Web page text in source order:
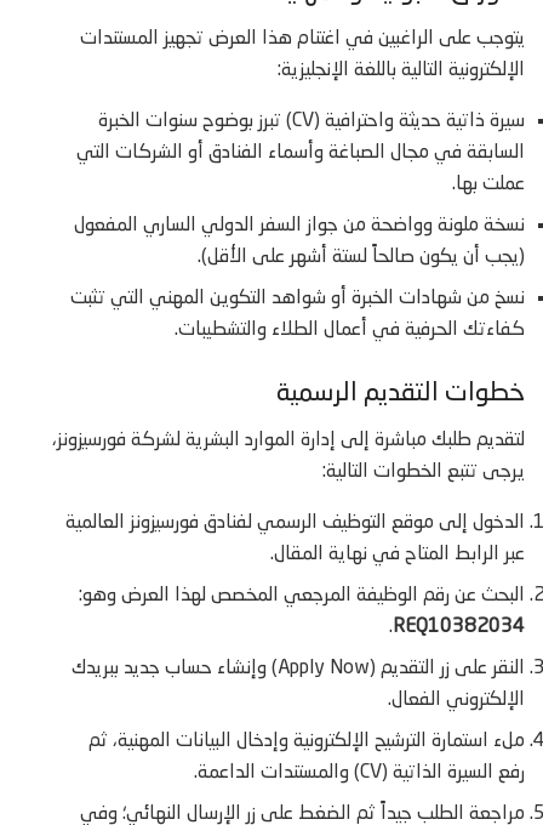
يتوجب على الراغبين في اغتنام هذا العرض تجهيز المستندات
الإلكترونية التالية باللغة الإنجليزية:
سيرة ذاتية حديثة واحترافية (CV) تبرز بوضوح سنوات الخبرة
السابقة في مجال الصباغة وأسماء الفنادق أو الشركات التي
عملت بها.
نسخة ملونة وواضحة من جواز السفر الدولي الساري المفعول
(يجب أن يكون صالحاً لستة أشهر على الأقل).
نسخ من شهادات الخبرة أو شواهد التكوين المهني التي تثبت
كفاءتك الحرفية في أعمال الطلاء والتشطيبات.
خطوات التقديم الرسمية
لتقديم طلبك مباشرة إلى إدارة الموارد البشرية لشركة فورسيزونز،
يرجى تتبع الخطوات التالية:
الدخول إلى موقع التوظيف الرسمي لفنادق فورسيزونز العالمية
عبر الرابط المتاح في نهاية المقال.
البحث عن رقم الوظيفة المرجعي المخصص لهذا العرض وهو:
REQ10382034
.
النقر على زر التقديم (Apply Now) وإنشاء حساب جديد ببريدك
الإلكتروني الفعال.
ملء استمارة الترشيح الإلكترونية وإدخال البيانات المهنية، ثم
رفع السيرة الذاتية (CV) والمستندات الداعمة.
مراجعة الطلب جيداً ثم الضغط على زر الإرسال النهائي؛ وفي